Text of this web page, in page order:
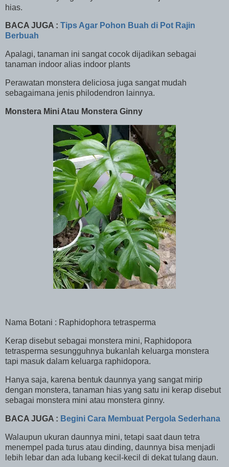
hias.
BACA JUGA : Tips Agar Pohon Buah di Pot Rajin
Berbuah
Apalagi, tanaman ini sangat cocok dijadikan sebagai
tanaman indoor alias indoor plants
Perawatan monstera deliciosa juga sangat mudah
sebagaimana jenis philodendron lainnya.
Monstera Mini Atau Monstera Ginny
Nama Botani : Raphidophora tetrasperma
Kerap disebut sebagai monstera mini, Raphidopora
tetrasperma sesungguhnya bukanlah keluarga monstera
tapi masuk dalam keluarga raphidopora.
Hanya saja, karena bentuk daunnya yang sangat mirip
dengan monstera, tanaman hias yang satu ini kerap disebut
sebagai monstera mini atau monstera ginny.
BACA JUGA : Begini Cara Membuat Pergola Sederhana
Walaupun ukuran daunnya mini, tetapi saat daun tetra
menempel pada turus atau dinding, daunnya bisa menjadi
lebih lebar dan ada lubang kecil-kecil di dekat tulang daun.